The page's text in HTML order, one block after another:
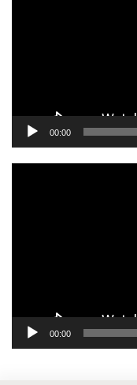
00:00
00:00